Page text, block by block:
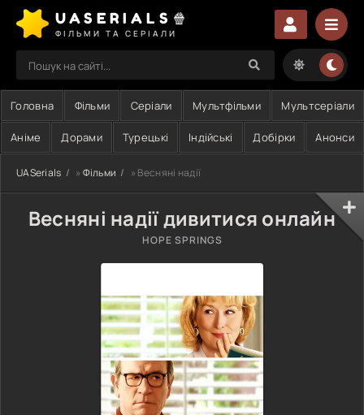
UASERIALS🍿
ФІЛЬМИ ТА СЕРІАЛИ
Головна Фільми Серіали Мультфільми Мультсеріали
Аніме Дорами Турецькі Індійські Добірки Анонси
UASerials » Фільми » Весняні надії
Весняні надії дивитися онлайн
HOPE SPRINGS